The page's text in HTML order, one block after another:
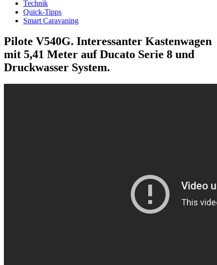
Technik
Quick-Tipps
Smart Caravaning
Pilote V540G. Interessanter Kastenwagen
mit 5,41 Meter auf Ducato Serie 8 und
Druckwasser System.